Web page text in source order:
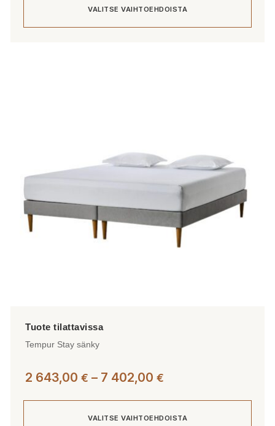
995,00 €
VALITSE VAIHTOEHDOISTA
tuotteen
sivulla.
Tempur Stay sänky
2 643,00 € – 7 402,00 €
-
VALITSE VAIHTOEHDOISTA